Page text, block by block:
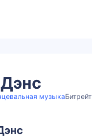
музыка